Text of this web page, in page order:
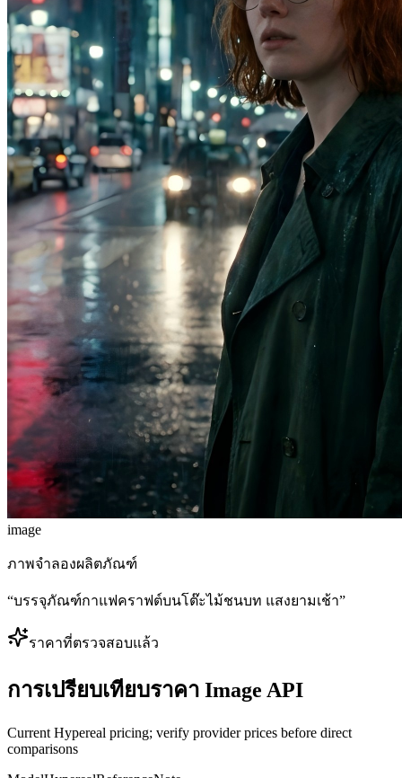
image
ภาพจำลองผลิตภัณฑ์
“บรรจุภัณฑ์กาแฟคราฟต์บนโต๊ะไม้ชนบท แสงยามเช้า”
ราคาที่ตรวจสอบแล้ว
การเปรียบเทียบราคา Image API
Current Hypereal pricing; verify provider prices before direct
comparisons